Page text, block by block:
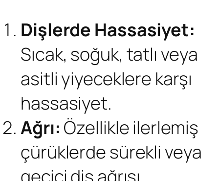
Dişlerde Hassasiyet:
Sıcak, soğuk, tatlı veya
asitli yiyeceklere karşı
hassasiyet.
Ağrı: Özellikle ilerlemiş
çürüklerde sürekli veya